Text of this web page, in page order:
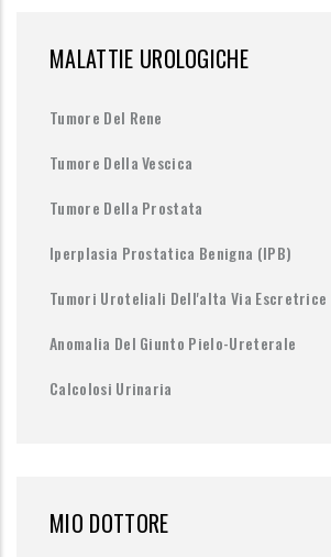
MALATTIE UROLOGICHE
Tumore Del Rene
Tumore Della Vescica
Tumore Della Prostata
Iperplasia Prostatica Benigna (IPB)
Tumori Uroteliali Dell'alta Via Escretrice
Anomalia Del Giunto Pielo-Ureterale
Calcolosi Urinaria
MIO DOTTORE